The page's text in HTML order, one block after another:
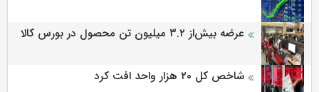
عرضه بیش‌از ۳.۲ میلیون تن محصول در بورس کالا
شاخص کل ۲۰ هزار واحد افت کرد